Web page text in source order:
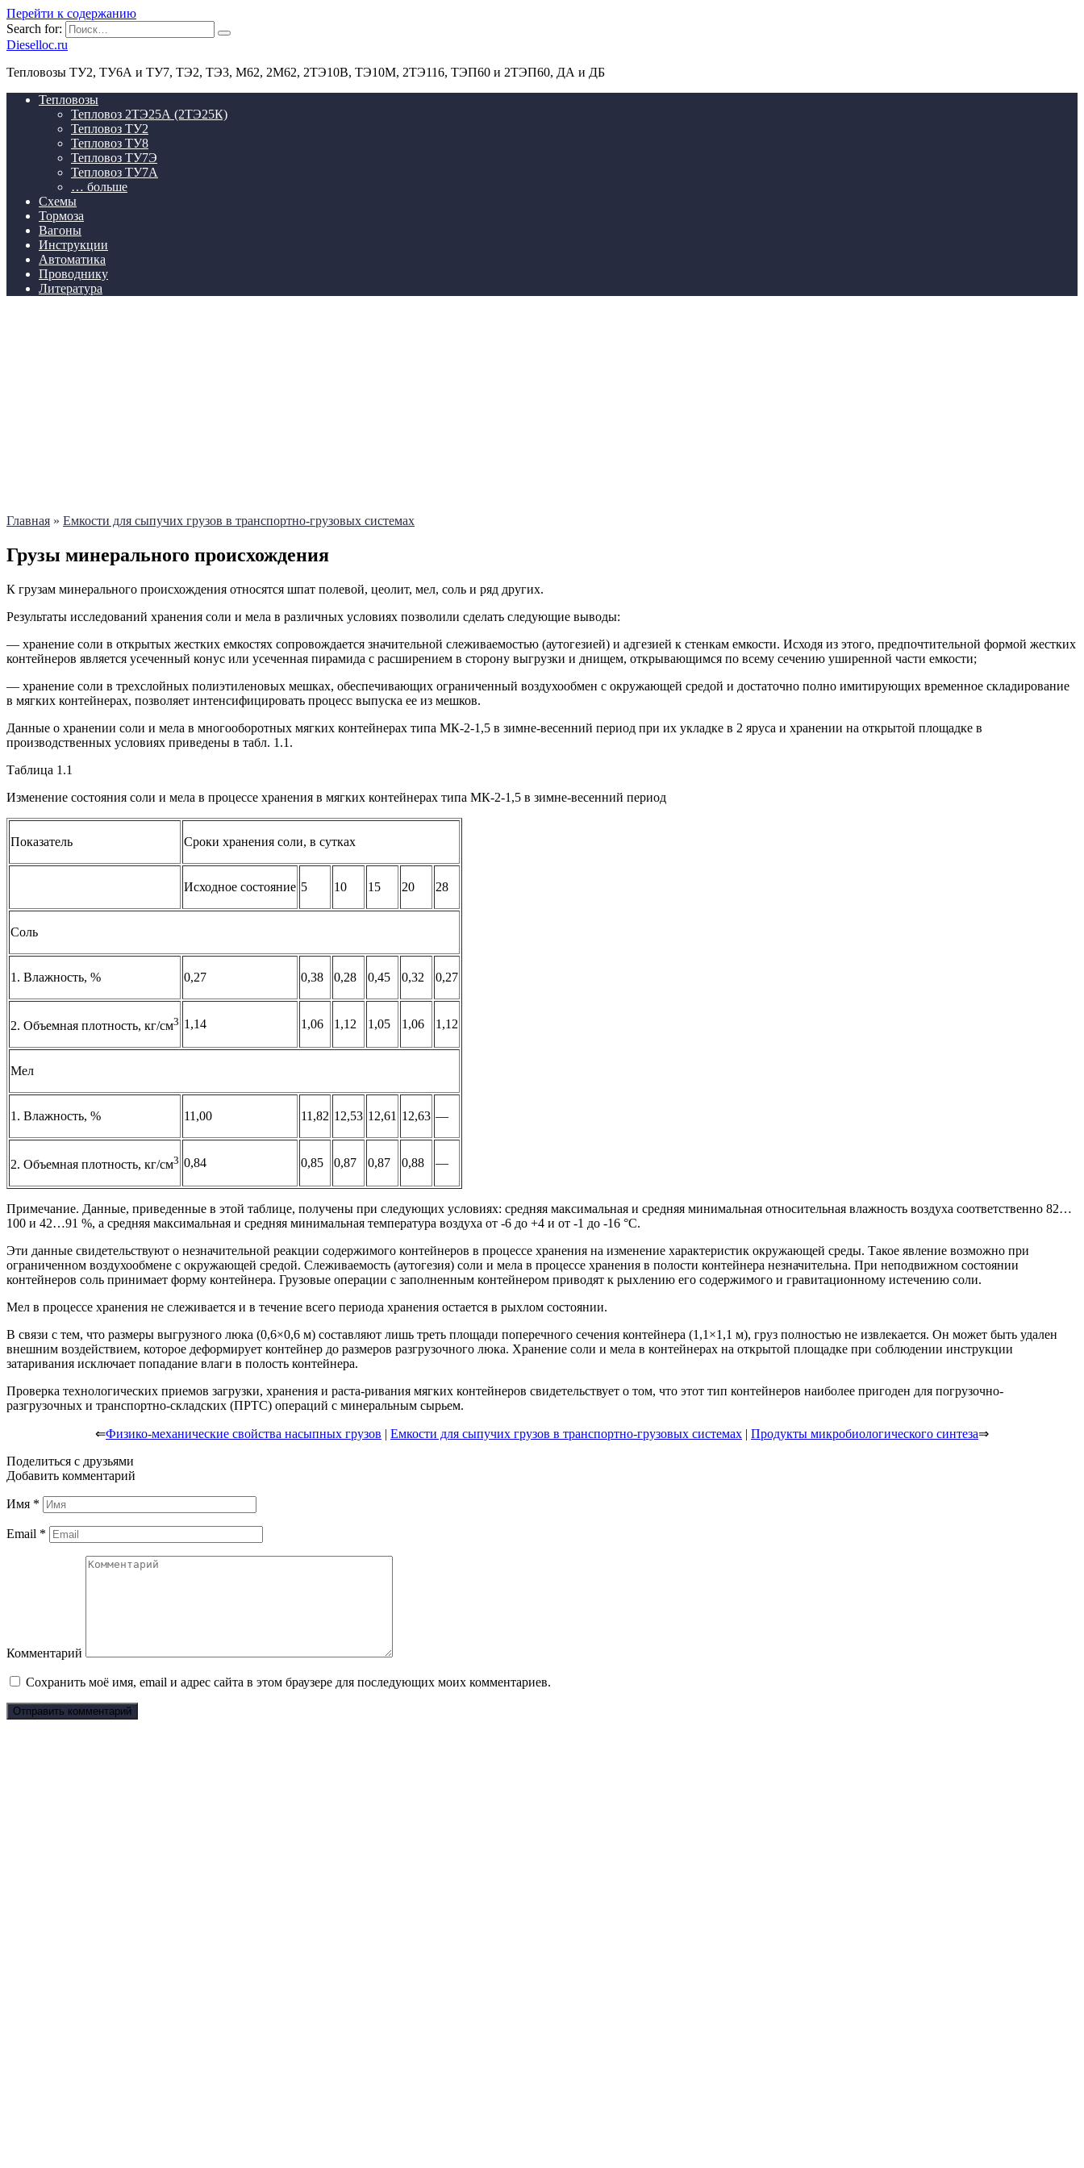
Перейти к содержанию
Search for:
Dieselloc.ru
Тепловозы ТУ2, ТУ6А и ТУ7, ТЭ2, ТЭ3, М62, 2М62, 2ТЭ10В, ТЭ10М, 2ТЭ116, ТЭП60 и 2ТЭП60, ДА и ДБ
Тепловозы
Тепловоз 2ТЭ25А (2ТЭ25К)
Тепловоз ТУ2
Тепловоз ТУ8
Тепловоз ТУ7Э
Тепловоз ТУ7А
… больше
Схемы
Тормоза
Вагоны
Инструкции
Автоматика
Проводнику
Литература
Главная » Емкости для сыпучих грузов в транспортно-грузовых системах
Грузы минерального происхождения
К грузам минерального происхождения относятся шпат полевой, цеолит, мел, соль и ряд других.
Результаты исследований хранения соли и мела в различных условиях позволили сделать следующие выводы:
— хранение соли в открытых жестких емкостях сопровождается значительной слеживаемостью (аутогезией) и адгезией к стенкам емкости. Исходя из этого, предпочтительной формой жестких
контейнеров является усеченный конус или усеченная пирамида с расширением в сторону выгрузки и днищем, открывающимся по всему сечению уширенной части емкости;
— хранение соли в трехслойных полиэтиленовых мешках, обеспечивающих ограниченный воздухообмен с окружающей средой и достаточно полно имитирующих временное складирование
в мягких контейнерах, позволяет интенсифицировать процесс выпуска ее из мешков.
Данные о хранении соли и мела в многооборотных мягких контейнерах типа МК-2-1,5 в зимне-весенний период при их укладке в 2 яруса и хранении на открытой площадке в
производственных условиях приведены в табл. 1.1.
Таблица 1.1
Изменение состояния соли и мела в процессе хранения в мягких контейнерах типа МК-2-1,5 в зимне-весенний период
Показатель Сроки хранения соли, в сутках
Исходное состояние 5 10 15 20 28
Соль
1. Влажность, % 0,27 0,38 0,28 0,45 0,32 0,27
2. Объемная плотность, кг/см3 1,14 1,06 1,12 1,05 1,06 1,12
Мел
1. Влажность, % 11,00 11,82 12,53 12,61 12,63 —
2. Объемная плотность, кг/см3 0,84 0,85 0,87 0,87 0,88 —
Примечание. Данные, приведенные в этой таблице, получены при следующих условиях: средняя максимальная и средняя минимальная относительная влажность воздуха соответственно 82…
100 и 42…91 %, а средняя максимальная и средняя минимальная температура воздуха от -6 до +4 и от -1 до -16 °С.
Эти данные свидетельствуют о незначительной реакции содержимого контейнеров в процессе хранения на изменение характеристик окружающей среды. Такое явление возможно при
ограниченном воздухообмене с окружающей средой. Слеживаемость (аутогезия) соли и мела в процессе хранения в полости контейнера незначительна. При неподвижном состоянии
контейнеров соль принимает форму контейнера. Грузовые операции с заполненным контейнером приводят к рыхлению его содержимого и гравитационному истечению соли.
Мел в процессе хранения не слеживается и в течение всего периода хранения остается в рыхлом состоянии.
В связи с тем, что размеры выгрузного люка (0,6×0,6 м) составляют лишь треть площади поперечного сечения контейнера (1,1×1,1 м), груз полностью не извлекается. Он может быть удален
внешним воздействием, которое деформирует контейнер до размеров разгрузочного люка. Хранение соли и мела в контейнерах на открытой площадке при соблюдении инструкции
затаривания исключает попадание влаги в полость контейнера.
Проверка технологических приемов загрузки, хранения и раста-ривания мягких контейнеров свидетельствует о том, что этот тип контейнеров наиболее пригоден для погрузочно-
разгрузочных и транспортно-складских (ПРТС) операций с минеральным сырьем.
⇐Физико-механические свойства насыпных грузов | Емкости для сыпучих грузов в транспортно-грузовых системах | Продукты микробиологического синтеза⇒
Поделиться с друзьями
Добавить комментарий
Имя *
Email *
Комментарий
Сохранить моё имя, email и адрес сайта в этом браузере для последующих моих комментариев.